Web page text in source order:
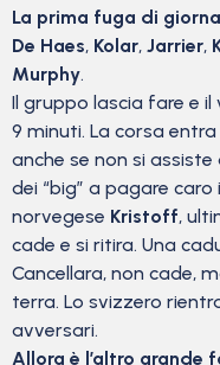
La prima fuga di
De Haes, Kolar, Jarrier,
Murphy.
Il gruppo lascia fare e
9 minuti. La corsa
anche se non si assiste
dei “big” a pagare
norvegese Kristoff,
cade e si ritira. Una
Cancellara, non cade,
terra. Lo svizzero
avversari.
Allora è l’altro grande